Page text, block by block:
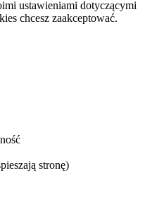
ustawieniami dotyczącymi
chcesz zaakceptować.
stronę)